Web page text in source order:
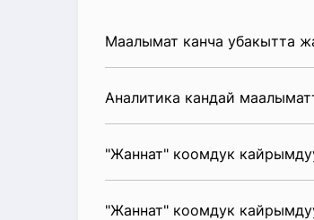
Маалымат канча убакытта
Аналитика кандай
"Жаннат" коомдук
"Жаннат" коомдук